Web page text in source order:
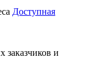
Доступная
и